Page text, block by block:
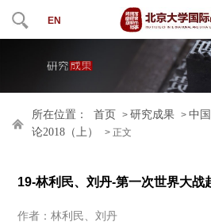
EN
所在位置： 首页 >研究成果 >中
论2018（上）
> 正文
19-林利民、刘丹-第一次世界大战
作者：林利民、刘丹